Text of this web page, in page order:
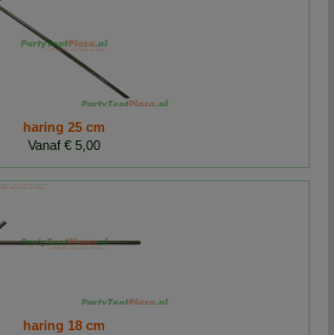
haring 25 cm
Vanaf € 5,00
haring 18 cm